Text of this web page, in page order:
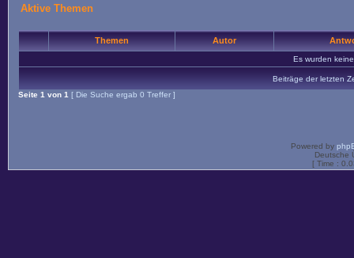
Aktive Themen
Themen Autor
Es wurden
Beiträge der letzten
Seite 1 von 1 [ Die Suche ergab 0 Treffer ]
Powered by
Deutsche
[ Time :